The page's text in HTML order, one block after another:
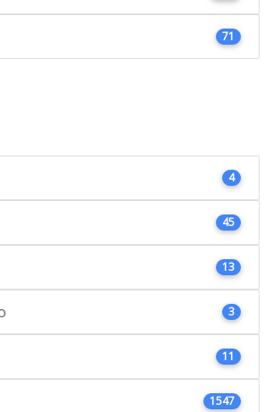
71
4
45
13
3
11
1547